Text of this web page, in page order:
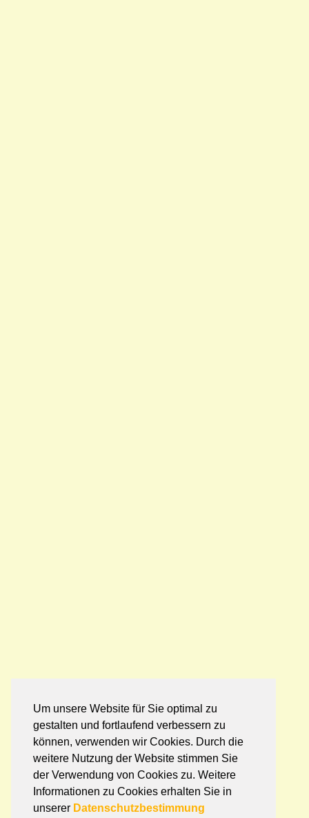
Um unsere Website für Sie optimal zu
gestalten und fortlaufend verbessern zu
können, verwenden wir Cookies. Durch die
weitere Nutzung der Website stimmen Sie
der Verwendung von Cookies zu. Weitere
Informationen zu Cookies erhalten Sie in
unserer Datenschutzbestimmung